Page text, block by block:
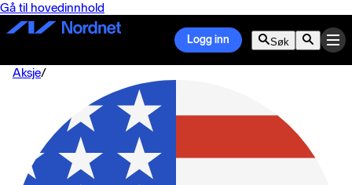
Gå til hovedinnhold
Logg inn Søk
Aksje/